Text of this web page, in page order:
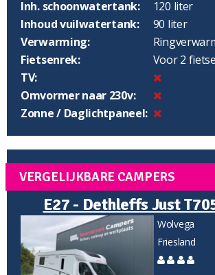
Inh. schoonwatertank:
120 liter
Inhoud vuilwatertank:
90 liter
Verwarming:
Fietsenrek:
Voor 2
TV:
Omvormer naar 230v:
Zonne / Daglichtpaneel:
VERGELIJKBARE CAMPERS
E27 - Dethleffs Just
Wolvega
Friesland